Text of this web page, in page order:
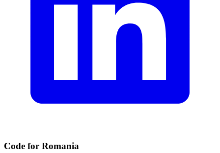
Code for Romania